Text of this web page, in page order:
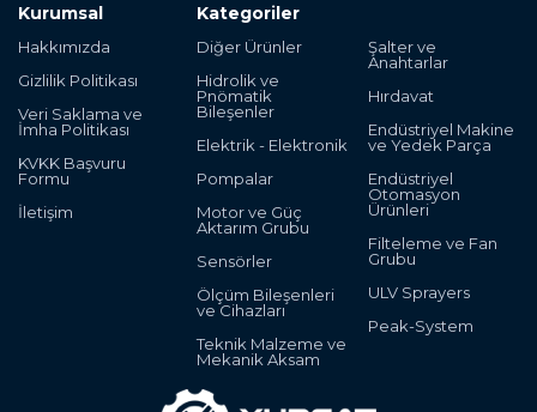
Kurumsal
Hakkımızda
Gizlilik Politikası
Veri Saklama ve
İmha Politikası
KVKK Başvuru
Formu
İletişim
Kategoriler
Diğer Ürünler
Hidrolik ve
Pnömatik
Bileşenler
Elektrik - Elektronik
Pompalar
Motor ve Güç
Aktarım Grubu
Sensörler
Ölçüm Bileşenleri
ve Cihazları
Teknik Malzeme ve
Mekanik Aksam
Şalter ve
Anahtarlar
Hırdavat
Endüstriyel Makine
ve Yedek Parça
Endüstriyel
Otomasyon
Ürünleri
Filteleme ve Fan
Grubu
ULV Sprayers
Peak-System